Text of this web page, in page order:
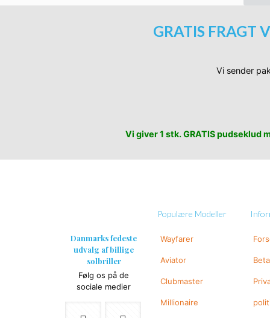
GRATIS FRAGT
Vi sender
Vi giver 1 stk. GRATIS
Danmarks fedeste
udvalg af billige
solbriller
Følg os på de
sociale medier
Populære Modeller
Wayfarer
Aviator
Clubmaster
Millionaire